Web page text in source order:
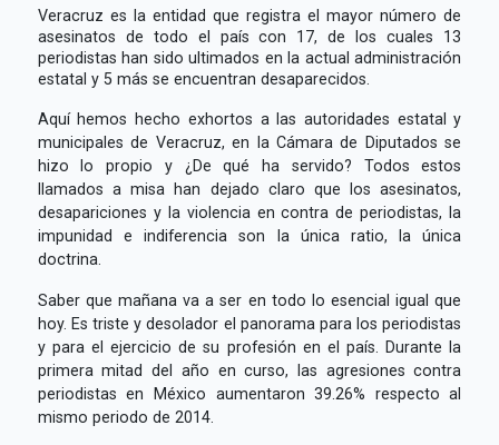
Veracruz es la entidad que registra el mayor número de
asesinatos de todo el país con 17, de los cuales 13
periodistas han sido ultimados en la actual administración
estatal y 5 más se encuentran desaparecidos.
Aquí hemos hecho exhortos a las autoridades estatal y
municipales de Veracruz, en la Cámara de Diputados se
hizo lo propio y ¿De qué ha servido? Todos estos
llamados a misa han dejado claro que los asesinatos,
desapariciones y la violencia en contra de periodistas, la
impunidad e indiferencia son la única ratio, la única
doctrina.
Saber que mañana va a ser en todo lo esencial igual que
hoy. Es triste y desolador el panorama para los periodistas
y para el ejercicio de su profesión en el país.Durante la
primera mitad del año en curso, las agresiones contra
periodistas en México aumentaron 39.26% respecto al
mismo periodo de 2014.